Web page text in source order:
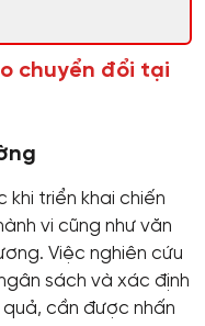
chuyển đổi tại
triển khai chiến
vi cũng như văn
Việc nghiên cứu
sách và xác định
cần được nhấn